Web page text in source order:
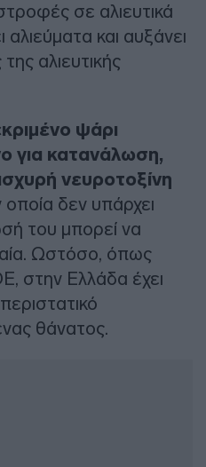
σε αλιευτικά
και αυξάνει
αλιευτικής
ψάρι
για κατανάλωση,
νευροτοξίνη
οποία δεν υπάρχει
του μπορεί να
Ωστόσο, όπως
στην Ελλάδα έχει
θάνατος.